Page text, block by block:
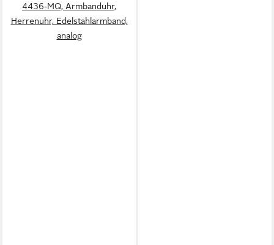
4436-MQ, Armbanduhr,
Herrenuhr, Edelstahlarmband,
analog